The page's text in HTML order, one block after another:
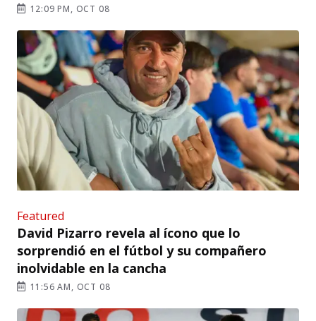
12:09 PM, OCT 08
Featured
David Pizarro revela al ícono que lo
sorprendió en el fútbol y su compañero
inolvidable en la cancha
11:56 AM, OCT 08